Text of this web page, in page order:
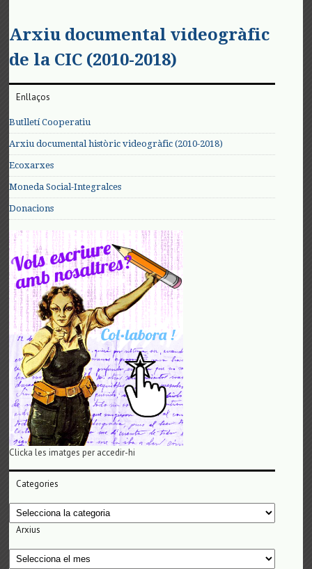
Arxiu documental videogràfic
de la CIC (2010-2018)
Enllaços
Butlletí Cooperatiu
Arxiu documental històric videogràfic (2010-2018)
Ecoxarxes
Moneda Social-Integralces
Donacions
Clicka les imatges per accedir-hi
Categories
Categories
Arxius
Arxius